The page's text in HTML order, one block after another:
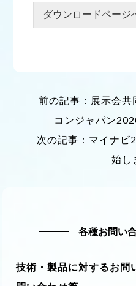
ダウンロードページ
前の記事：展示会
コンジャパン
次の記事：マイナビ
始し
各種お問い
技術・製品に対するお問